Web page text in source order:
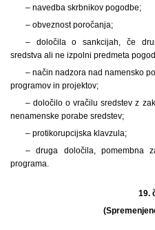
– navedba skrbnikov pogodbe;
– obveznost poročanja;
– določila o sankcijah, če
sredstva ali ne izpolni predmeta
– način nadzora nad namensko
programov in projektov;
– določilo o vračilu sredstev z
nenamenske porabe sredstev;
– protikorupcijska klavzula;
– druga določila, pomembna
programa.
19.